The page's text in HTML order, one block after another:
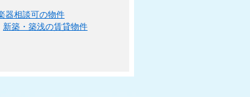
器相談可の物件
新築・築浅の賃貸物件